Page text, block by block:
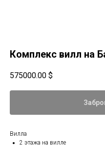
Комплекс вилл на
575000.00 $
Вилла
2 этажа на вилле